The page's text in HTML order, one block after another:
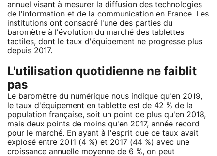
annuel visant à mesurer la diffusion des technologies
de l'information et de la communication en France. Les
institutions ont consacré l'une des parties du
baromètre à l'évolution du marché des tablettes
tactiles, dont le taux d'équipement ne progresse plus
depuis 2017.
L'utilisation quotidienne ne faiblit
pas
Le baromètre du numérique nous indique qu'en 2019,
le taux d'équipement en tablette est de 42 % de la
population française, soit un point de plus qu'en 2018,
mais deux points de moins qu'en 2017, année record
pour le marché. En ayant à l'esprit que ce taux avait
explosé entre 2011 (4 %) et 2017 (44 %) avec une
croissance annuelle moyenne de 6 %, on peut